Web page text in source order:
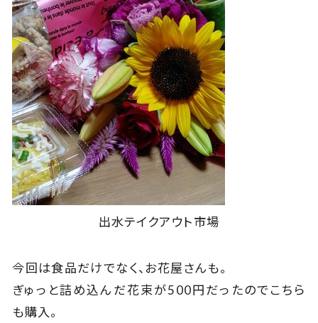
出水テイクアウト市場
今回は食品だけでなく、お花屋さんも。
ぎゅっと詰め込んだ花束が500円だったのでこちら
も購入。